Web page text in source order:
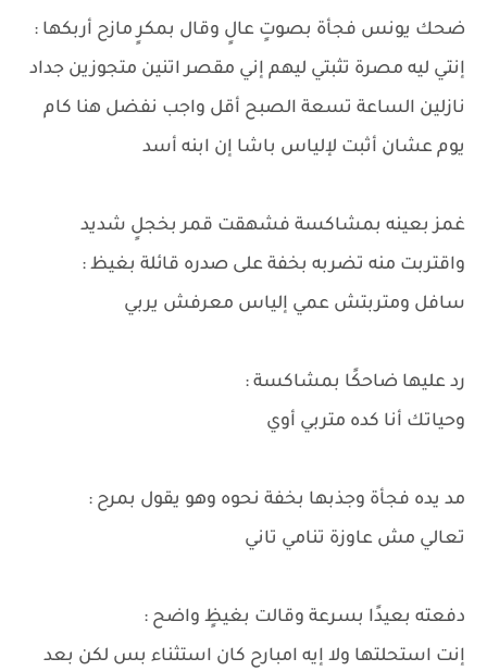
ضحك يونس فجأة بصوتٍ عالٍ وقال بمكرٍ مازح أربكها :
إنتي ليه مصرة تثبتي ليهم إني مقصر اتنين متجوزين جداد
نازلين الساعة تسعة الصبح أقل واجب نفضل هنا كام
يوم عشان أثبت لإلياس باشا إن ابنه أسد
غمز بعينه بمشاكسة فشهقت قمر بخجلٍ شديد
واقتربت منه تضربه بخفة على صدره قائلة بغيظ :
سافل ومتربتش عمي إلياس معرفش يربي
رد عليها ضاحكًا بمشاكسة :
وحياتك أنا كده متربي أوي
مد يده فجأة وجذبها بخفة نحوه وهو يقول بمرح :
تعالي مش عاوزة تنامي تاني
دفعته بعيدًا بسرعة وقالت بغيظٍ واضح :
إنت استحلتها ولا إيه امبارح كان استثناء بس لكن بعد